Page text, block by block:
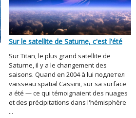
Sur le satellite de Saturne, c'est l'été
Sur Titan, le plus grand satellite de
Saturne, il y a le changement des
saisons. Quand en 2004 à lui подлетел
vaisseau spatial Cassini, sur sa surface
a été — ce qui témoignaient des nuages
et des précipitations dans l'hémisphère
...